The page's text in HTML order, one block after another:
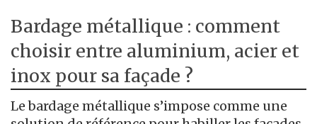
Bardage métallique : comment
choisir entre aluminium, acier et
inox pour sa façade ?
Le bardage métallique s’impose comme une